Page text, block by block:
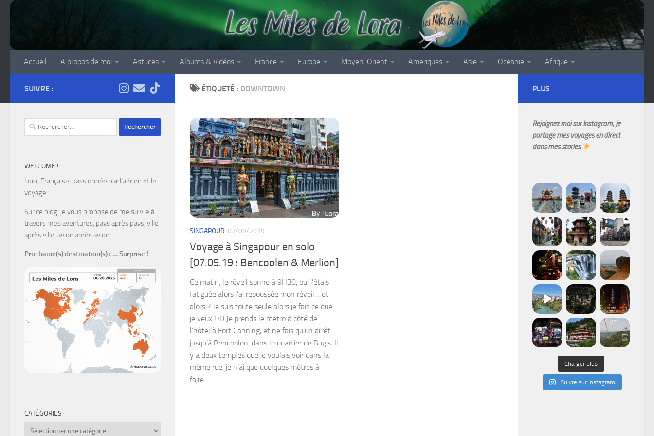
Accueil A propos de moi Astuces Albums & Vidéos France Europe Moyen-Orient Ameriques Asie Océanie Afrique
ÉTIQUETÉ : DOWNTOWN
SINGAPOUR 07/09/2019
Voyage à Singapour en solo
[07.09.19 : Bencoolen & Merlion]
Ce matin, le réveil sonne à 9H30, oui j’étais
fatiguée alors j’ai repoussée mon réveil… et
alors ? Je suis toute seule alors je fais ce que
je veux ! :D Je prends le métro à côté de
l’hôtel à Fort Canning, et ne fais qu’un arrêt
jusqu’à Bencoolen, dans le quartier de Bugis. Il
y a deux temples que je voulais voir dans la
même rue, je n’ai que quelques mètres à
faire...
SUIVRE :
Rechercher :
WELCOME !
Lora, Française, passionnée par l’aérien et le
voyage.
Sur ce blog, je vous propose de me suivre à
travers mes aventures, pays après pays, ville
après ville, avion après avion.
Prochaine(s) destination(s) : … Surprise !
CATÉGORIES
Catégories
PLUS
Rejoignez moi sur Instagram, je
partage mes voyages en direct
dans mes stories
Charger plus
Suivre sur Instagram